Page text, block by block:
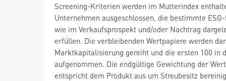
Screening-Kriterien werden im Mutterindex
Unternehmen ausgeschlossen, die bestimmte
wie im Verkaufsprospekt und/oder Nachtrag
erfüllen. Die verbleibenden Wertpapiere werden
Marktkapitalisierung gereiht und die ersten 100 in
aufgenommen. Die endgültige Gewichtung der
entspricht dem Produkt aus um Streubesitz